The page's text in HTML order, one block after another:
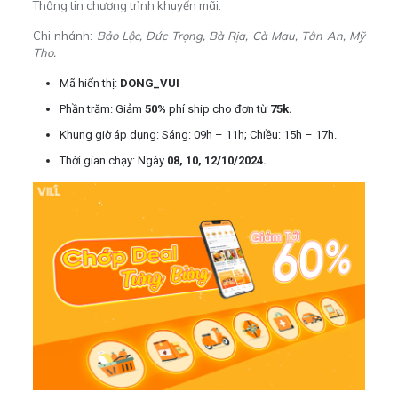
Thông tin chương trình khuyến mãi:
Chi nhánh: Bảo Lộc, Đức Trọng, Bà Rịa, Cà Mau, Tân An, Mỹ
Tho.
Mã hiển thị: DONG_VUI
Phần trăm: Giảm 50% phí ship cho đơn từ 75k.
Khung giờ áp dụng: Sáng: 09h – 11h; Chiều: 15h – 17h.
Thời gian chạy: Ngày 08, 10, 12/10/2024.